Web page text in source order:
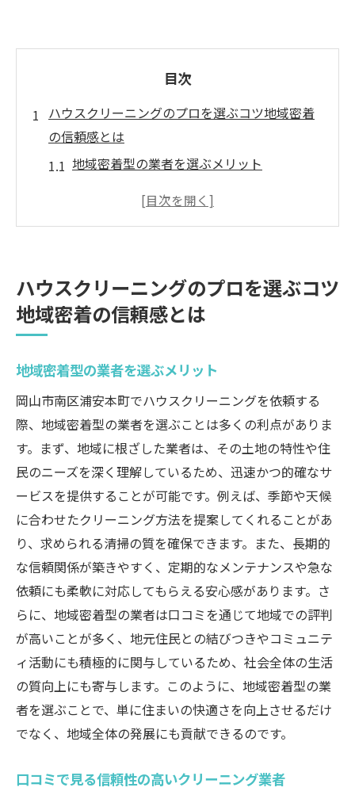
目次
ハウスクリーニングのプロを選ぶコツ地域密着
の信頼感とは
地域密着型の業者を選ぶメリット
口コミで見る信頼性の高いクリーニング業
地元で長年の実績を持つ業者の選び方
ハウスクリーニングで安心できる業者の見
地域で評判のハウスクリーニング体験口コミで
見る効果と実績
口コミが示すクリーニングの効果と信頼性
実際の利用者の声から見るサービスの質
地域で評判の高い業者の選び方
費用対効果を考慮した賢い選択
口コミを基にした効果的なハウスクリーニ
ングの選び方
満足度の高いクリーニング体験の実例
ハウスクリーニングで賃貸退去も安心岡山市南
区からの声
賃貸退去時に必要なクリーニングのポイン
ト
岡山市南区での退去時クリーニングの実績
トラブルを避けるためのクリーニング業者
退去時に役立つハウスクリーニングの効果
ハウスクリーニングのプロを選ぶコツ
地域密着の信頼感とは
地域密着型の業者を選ぶメリット
岡山市南区浦安本町でハウスクリーニングを依頼する
際、地域密着型の業者を選ぶことは多くの利点がありま
す。まず、地域に根ざした業者は、その土地の特性や住
民のニーズを深く理解しているため、迅速かつ的確なサ
ービスを提供することが可能です。例えば、季節や天候
に合わせたクリーニング方法を提案してくれることがあ
り、求められる清掃の質を確保できます。また、長期的
な信頼関係が築きやすく、定期的なメンテナンスや急な
依頼にも柔軟に対応してもらえる安心感があります。さ
らに、地域密着型の業者は口コミを通じて地域での評判
が高いことが多く、地元住民との結びつきやコミュニテ
ィ活動にも積極的に関与しているため、社会全体の生活
の質向上にも寄与します。このように、地域密着型の業
者を選ぶことで、単に住まいの快適さを向上させるだけ
でなく、地域全体の発展にも貢献できるのです。
口コミで見る信頼性の高いクリーニング業者